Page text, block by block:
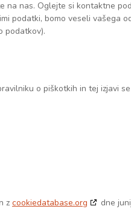
na nas. Oglejte si kontaktne
podatki, bomo veseli vašega
podatkov).
o piškotkih in tej izjavi
z cookiedatabase.org dne